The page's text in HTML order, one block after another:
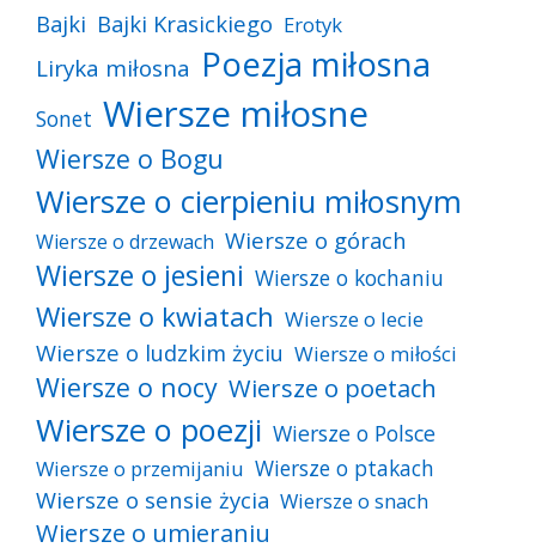
Bajki Bajki Krasickiego Erotyk
Liryka miłosna Poezja miłosna
Sonet Wiersze miłosne
Wiersze o Bogu
Wiersze o cierpieniu miłosnym
Wiersze o drzewach Wiersze o górach
Wiersze o jesieni Wiersze o kochaniu
Wiersze o kwiatach Wiersze o lecie
Wiersze o ludzkim życiu Wiersze o miłości
Wiersze o nocy Wiersze o poetach
Wiersze o poezji Wiersze o Polsce
Wiersze o przemijaniu Wiersze o ptakach
Wiersze o sensie życia Wiersze o snach
Wiersze o umieraniu